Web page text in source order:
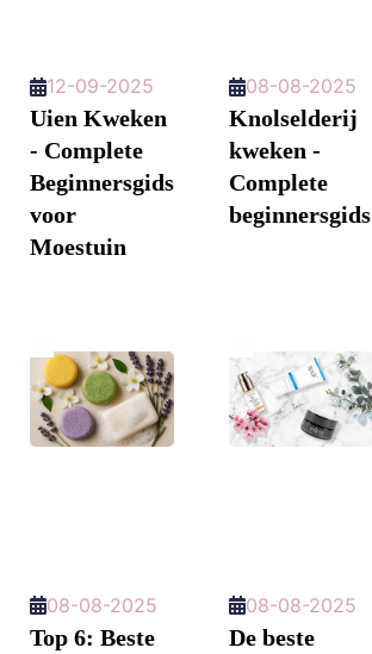
12-09-2025
Uien Kweken
- Complete
Beginnersgids
voor
Moestuin
08-08-2025
Knolselderij
kweken -
Complete
beginnersgids
08-08-2025
Top 6: Beste
08-08-2025
De beste